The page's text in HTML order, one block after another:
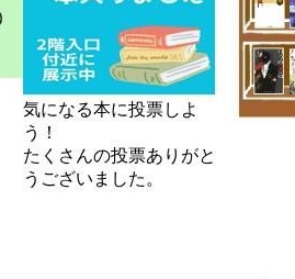
気になる本に投票しよ
う！
たくさんの投票ありがと
うございました。